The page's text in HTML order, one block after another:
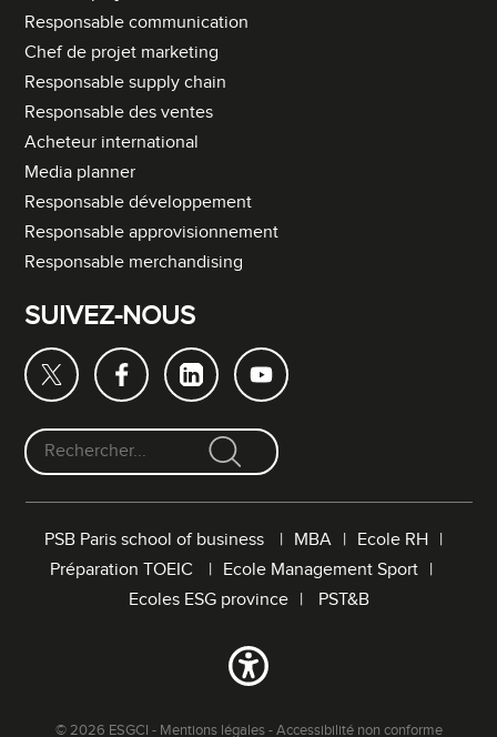
Responsable communication
Chef de projet marketing
Responsable supply chain
Responsable des ventes
Acheteur international
Media planner
Responsable développement
Responsable approvisionnement
Responsable merchandising
SUIVEZ-NOUS
F
PSB Paris school of business MBA
Ecole RH
Préparation TOEIC
Ecole Management Sport
Ecoles ESG province
PST&B
© 2026 ESGCI - Mentions légales-Accessibilité non conforme